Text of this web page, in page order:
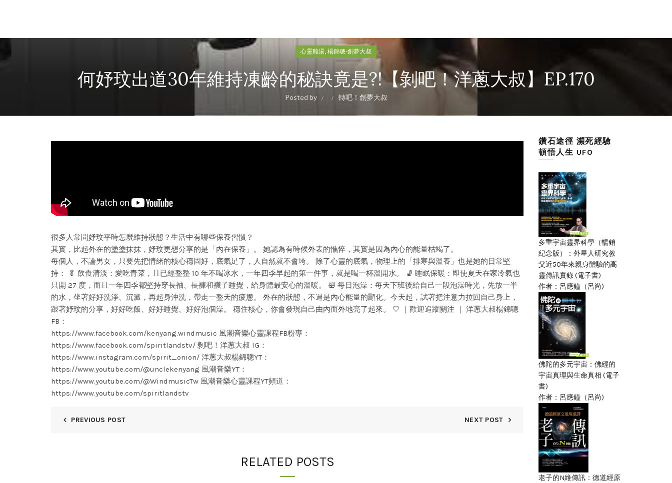
心靈雞湯, 楊錦聰-創夢大叔
何妤玟出道30年維持凍齡的秘訣竟是?!【剝吧！洋蔥大叔】EP.170
Posted by 轉吧！創夢大叔
很多人常問妤玟平時怎麼維持狀態？生活中有哪些保養習慣？
其實，比起外在的塗塗抹抹，妤玟更想分享的是「內在保養」。 她認為有時候外表的憔悴，其實是因為內心的能量枯竭了。
每個人，不論男女，只要先把情緒的核心穩固好，底氣足了，人自然就不會垮。 除了心靈的底氣，物理上的「排寒與溫養」也是她的日常堅
持： 🥬 飲食清淡：愛吃青菜，且已經整整 10 年不喝冰水，一年四季早起的第一件事，就是喝一杯溫開水。 🧦 睡眠保暖：即使夏天在家冷氣也
只開 27 度，而且一年四季都堅持穿長袖、長褲和襪子睡覺，給身體最安心的溫暖。 🛀 每日泡澡：每天下班後給自己一段泡澡時光，先放一半
的水，坐著好好洗淨、沉澱，再起身沖洗，帶走一整天的疲憊。 外在的狀態，不過是內心能量的顯化。今天起，試著把注意力拉回自己身上，
跟著妤玟的分享，好好吃飯、好好睡覺、好好泡個澡。 穩住核心，你會發現自己由內而外地亮了起來。 🤍 ｜歡迎追蹤關注 ｜ 洋蔥大叔楊錦聰
FB：
https://www.facebook.com/kenyang.windmusic 風潮音樂心靈課程FB粉專：
https://www.facebook.com/spiritlandstv/ 剝吧！洋蔥大叔 IG：
https://www.instagram.com/spirit_onion/ 洋蔥大叔楊錦聰YT：
https://www.youtube.com/@unclekenyang 風潮音樂YT：
https://www.youtube.com/@WindmusicTw 風潮音樂心靈課程YT頻道：
https://www.youtube.com/spiritlandstv
PREVIOUS POST NEXT POST
RELATED POSTS
鑽石途徑 瀕死經驗
頓悟人生 UFO
多重宇宙靈界科學（暢銷
紀念版）：外星人研究教
父近50年來親身體驗的高
靈傳訊實錄 (電子書)
作者：呂應鐘（呂尚)
佛陀的多元宇宙：佛經的
宇宙真理與生命真相 (電子
書)
作者：呂應鐘（呂尚)
老子的N維傳訊：德道經原